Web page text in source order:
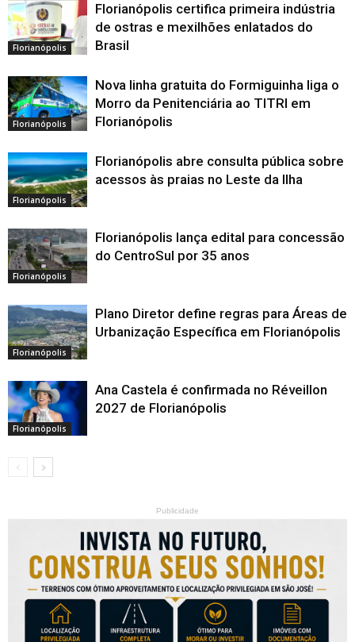
Florianópolis
Florianópolis certifica primeira indústria
de ostras e mexilhões enlatados do
Brasil
Florianópolis
Nova linha gratuita do Formiguinha liga o
Morro da Penitenciária ao TITRI em
Florianópolis
Florianópolis
Florianópolis abre consulta pública sobre
acessos às praias no Leste da Ilha
Florianópolis
Florianópolis lança edital para concessão
do CentroSul por 35 anos
Florianópolis
Plano Diretor define regras para Áreas de
Urbanização Específica em Florianópolis
Florianópolis
Ana Castela é confirmada no Réveillon
2027 de Florianópolis
Publicidade